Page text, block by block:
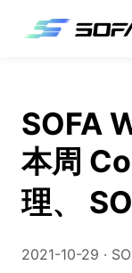
SOFA
本周
理、
2021-10-29 ·